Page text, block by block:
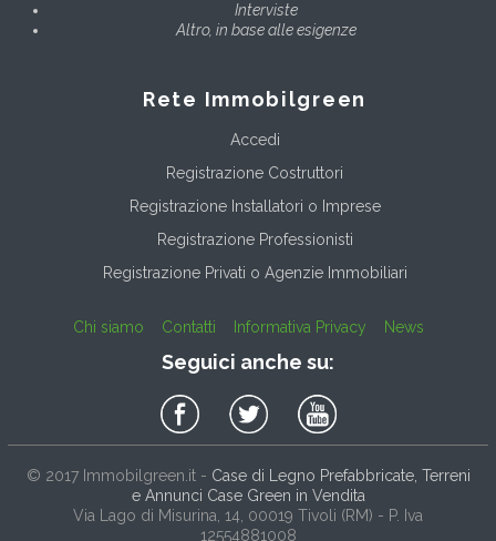
Interviste
Altro, in base alle esigenze
Rete Immobilgreen
Accedi
Registrazione Costruttori
Registrazione Installatori o Imprese
Registrazione Professionisti
Registrazione Privati o Agenzie Immobiliari
Chi siamo Contatti Informativa Privacy News
Seguici anche su:
© 2017 Immobilgreen.it- Case di Legno Prefabbricate, Terreni
e Annunci Case Green in Vendita
Via Lago di Misurina, 14 , 00019 Tivoli (RM) - P. Iva
12554881008